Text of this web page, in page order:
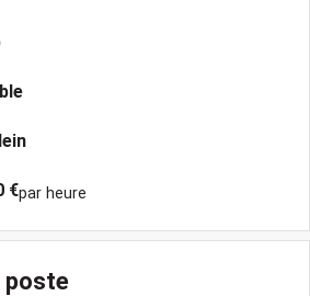
€par heure
poste